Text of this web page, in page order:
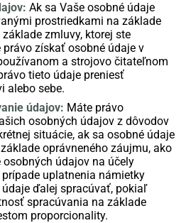
: Ak sa Vaše osobné údaje
prostriedkami na základe
zmluvy, ktorej ste
právo získať osobné údaje v
a strojovo čitateľnom
tieto údaje preniesť
alebo sebe.
údajov: Máte právo
osobných údajov z dôvodov
situácie, ak sa osobné údaje
oprávneného záujmu, ako
osobných údajov na účely
prípade uplatnenia námietky
ďalej spracúvať, pokiaľ
spracúvania na základe
proporcionality.